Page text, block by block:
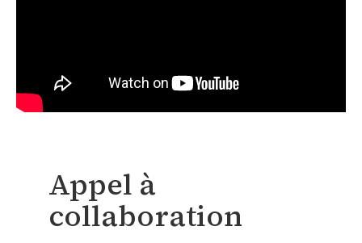
Appel à
collaboration